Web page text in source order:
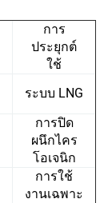
การ
ประยุกต์
ใช้
ระบบ LNG
การปิด
ผนึกไคร
โอเจนิก
การใช้
งานเฉพาะ